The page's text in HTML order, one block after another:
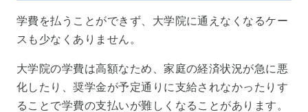
学費を払うことができず、大学院に通えなくなるケー
スも少なくありません。
大学院の学費は高額なため、家庭の経済状況が急に悪
化したり、奨学金が予定通りに支給されなかったりす
ることで学費の支払いが難しくなることがあります。